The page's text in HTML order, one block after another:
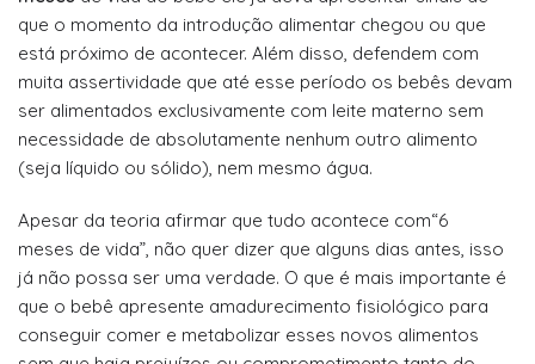
que o momento da introdução alimentar chegou ou que
está próximo de acontecer. Além disso, defendem com
muita assertividade que até esse período os bebês devam
ser alimentados exclusivamente com leite materno sem
necessidade de absolutamente nenhum outro alimento
(seja líquido ou sólido), nem mesmo água.
Apesar da teoria afirmar que tudo acontece com“6
meses de vida”, não quer dizer que alguns dias antes, isso
já não possa ser uma verdade. O que é mais importante é
que o bebê apresente amadurecimento fisiológico para
conseguir comer e metabolizar esses novos alimentos